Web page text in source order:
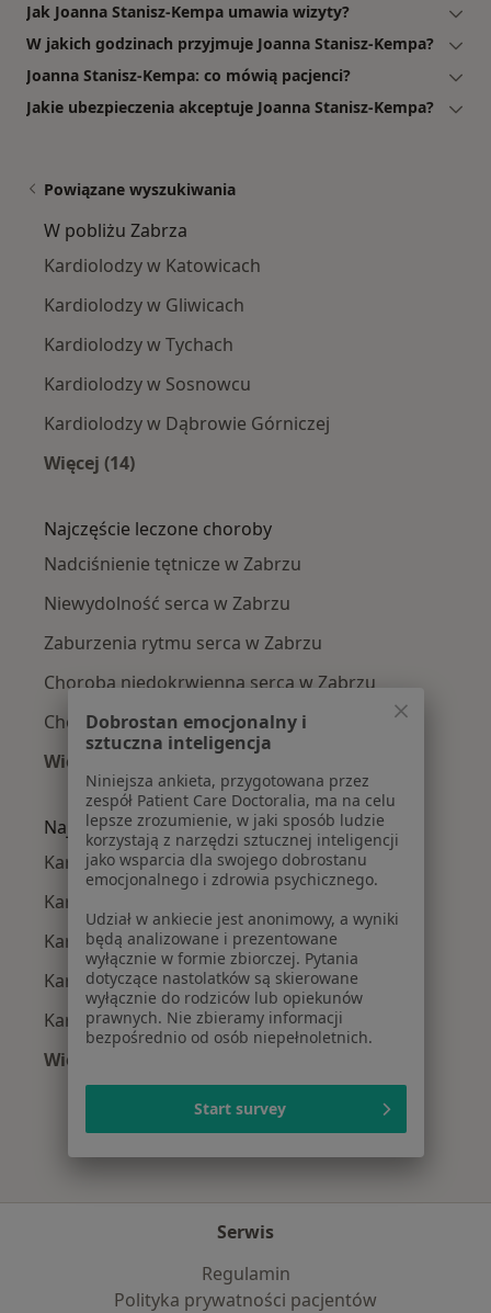
Jak Joanna Stanisz-Kempa umawia wizyty?
W jakich godzinach przyjmuje Joanna Stanisz-Kempa?
Joanna Stanisz-Kempa: co mówią pacjenci?
Jakie ubezpieczenia akceptuje Joanna Stanisz-Kempa?
Powiązane wyszukiwania
W pobliżu Zabrza
Kardiolodzy w Katowicach
Kardiolodzy w Gliwicach
Kardiolodzy w Tychach
Kardiolodzy w Sosnowcu
Kardiolodzy w Dąbrowie Górniczej
Więcej (14)
Najczęście leczone choroby
Nadciśnienie tętnicze w Zabrzu
Niewydolność serca w Zabrzu
Zaburzenia rytmu serca w Zabrzu
Choroba niedokrwienna serca w Zabrzu
Choroba wieńcowa w Zabrzu
Więcej (15)
Więcej w kategorii: Najczęście leczone
Najpopularniejsze ubezpieczenia
Kardiolodzy z Świat Zdrowia w Zabrzu
Kardiolodzy z NFZ w Zabrzu
Kardiolodzy z TU Zdrowie w Zabrzu
Kardiolodzy z Medicover w Zabrzu
Kardiolodzy z INTER Polska w Zabrzu
Więcej (5)
Więcej w kategorii: Najpopularniejsze
Serwis
Regulamin
Polityka prywatności pacjentów
Dobrostan emocjonalny i
sztuczna inteligencja
Niniejsza ankieta, przygotowana przez
zespół Patient Care Doctoralia, ma na celu
lepsze zrozumienie, w jaki sposób ludzie
korzystają z narzędzi sztucznej inteligencji
jako wsparcia dla swojego dobrostanu
emocjonalnego i zdrowia psychicznego.
Udział w ankiecie jest anonimowy, a wyniki
będą analizowane i prezentowane
wyłącznie w formie zbiorczej. Pytania
dotyczące nastolatków są skierowane
wyłącznie do rodziców lub opiekunów
prawnych. Nie zbieramy informacji
bezpośrednio od osób niepełnoletnich.
Start survey